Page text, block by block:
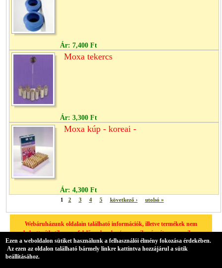
Ár: 7,400 Ft
Moxa tekercs
Ár: 3,300 Ft
Moxa kúp - koreai -
Ár: 4,300 Ft
1 2 3 4 5 következő › utolsó »
Webáruházunk oldalain található információk, illetve termékek nem
helyettesíthetik a megfelelő szakember/orvos véleményét, amennyiben
egészségügyi problémája van, kérjük minden esetben forduljon
háziorvosához.
Ezen a weboldalon sütiket használunk a felhasználói élmény fokozása érdekében.
Az ezen az oldalon található bármely linkre kattintva hozzájárul a sütik
beállításához.